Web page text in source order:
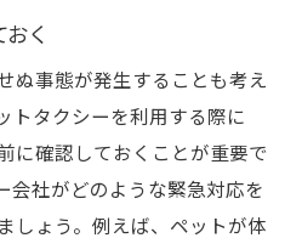
く
ぬ事態が発生することも考え
トタクシーを利用する際に
に確認しておくことが重要で
会社がどのような緊急対応を
しょう。例えば、ペットが体